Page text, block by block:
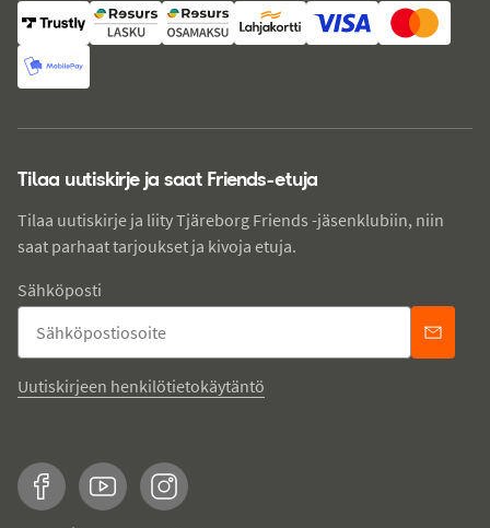
Tilaa uutiskirje ja saat Friends-etuja
Tilaa uutiskirje ja liity Tjäreborg Friends -jäsenklubiin, niin
saat parhaat tarjoukset ja kivoja etuja.
Sähköposti
Uutiskirjeen henkilötietokäytäntö
FacebookYouTubeInstagram